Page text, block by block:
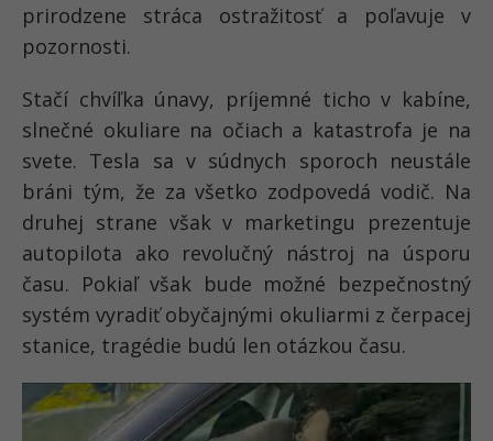
prirodzene stráca ostražitosť a poľavuje v
pozornosti.
Stačí chvíľka únavy, príjemné ticho v kabíne,
slnečné okuliare na očiach a katastrofa je na
svete. Tesla sa v súdnych sporoch neustále
bráni tým, že za všetko zodpovedá vodič. Na
druhej strane však v marketingu prezentuje
autopilota ako revolučný nástroj na úsporu
času. Pokiaľ však bude možné bezpečnostný
systém vyradiť obyčajnými okuliarmi z čerpacej
stanice, tragédie budú len otázkou času.